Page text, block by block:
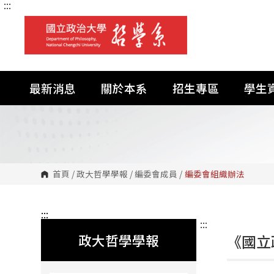
跳
塊
:::
最新消息 關於本系 招生專區 學生
首頁 /政大哲學學報 /編委會成員 / 編委會組織辦法
:::
政大哲學學報
:::
《國